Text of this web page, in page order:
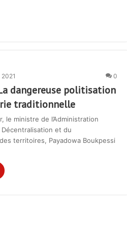
0
dangereuse politisation
traditionnelle
le ministre de l’Administration
et du
territoires, Payadowa Boukpessi